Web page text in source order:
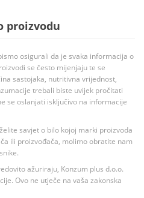
proizvodu
osigurali da je svaka informacija o
se često mijenjaju te se
sastojaka, nutritivna vrijednost,
trebali biste uvijek pročitati
se oslanjati isključivo na informacije
savjet o bilo kojoj marki proizvoda
ili proizvođača, molimo obratite nam
ažuriraju, Konzum plus d.o.o.
Ovo ne utječe na vaša zakonska